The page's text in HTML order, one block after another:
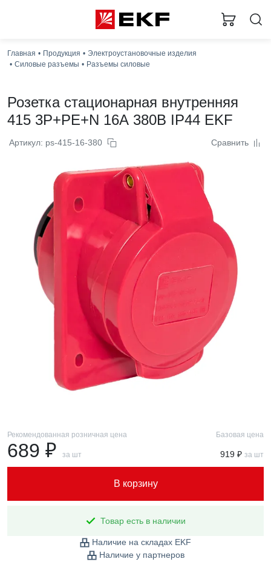
Главная Продукция
Электроустановочные изделия
Силовые разъемы
Разъемы силовые
Розетка стационарная внутренняя
415 3Р+РЕ+N 16А 380В IP44 EKF
Артикул: ps-415-16-380 Сравнить
Рекомендованная розничная цена
689 ₽ за шт
Базовая цена
919 ₽ за шт
В корзину
Товар есть в наличии
Наличие на складах EKF
Наличие у партнеров